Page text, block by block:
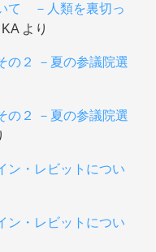
て －人類を裏切っ
KAより
２ －夏の参議院選
２ －夏の参議院選
ン・レビットについ
ン・レビットについ